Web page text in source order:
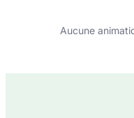
Aucune